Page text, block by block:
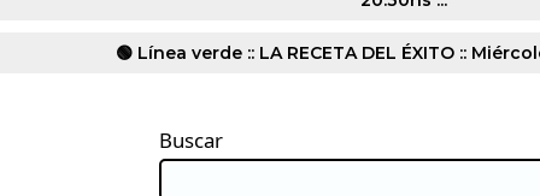
🟢 Línea verde :: LA RECETA DEL ÉXITO ::
Buscar